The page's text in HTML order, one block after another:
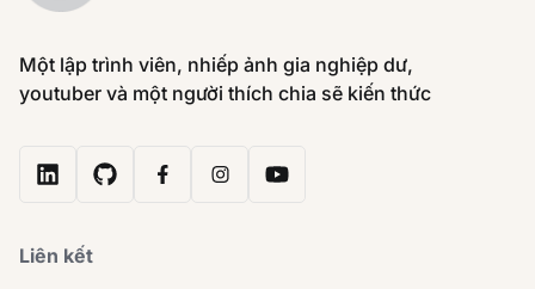
Một lập trình viên, nhiếp ảnh gia nghiệp dư,
youtuber và một người thích chia sẽ kiến thức
Liên kết